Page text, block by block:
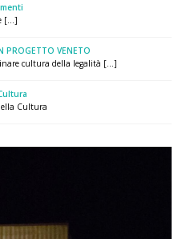
[...]
PROGETTO VENETO
cultura della legalità [...]
Cultura